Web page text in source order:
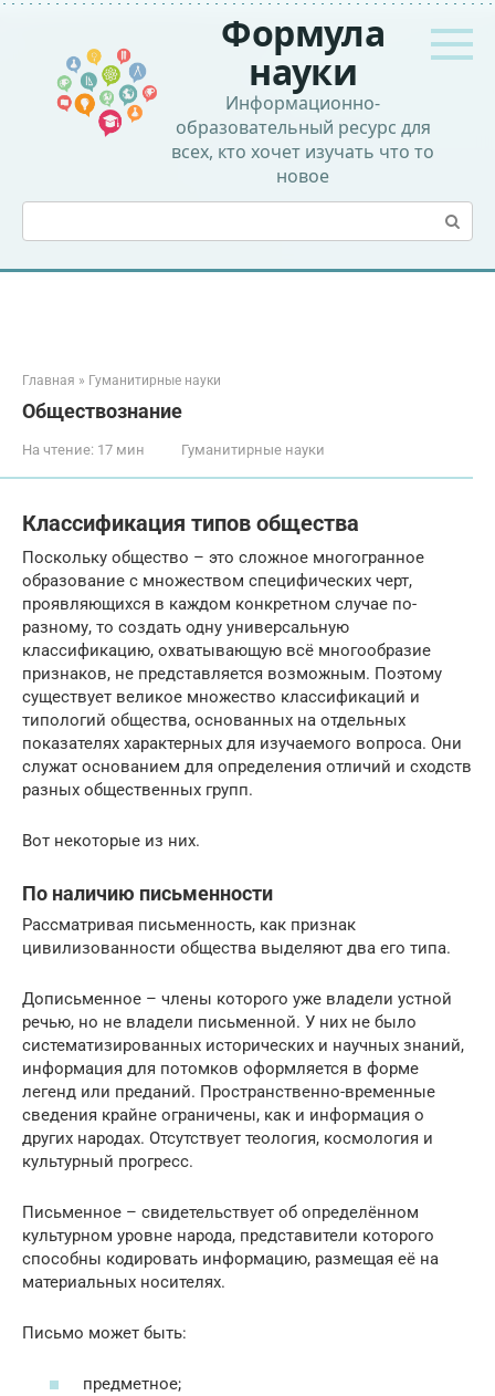
Перейти
контенту
Формула
науки
Информационно-
образовательный ресурс для
всех, кто хочет изучать что то
новое
Поиск:
Главная » Гуманитирные науки
Обществознание
На чтение: 17 мин Гуманитирные науки
Классификация типов общества
Поскольку общество – это сложное многогранное
образование с множеством специфических черт,
проявляющихся в каждом конкретном случае по-
разному, то создать одну универсальную
классификацию, охватывающую всё многообразие
признаков, не представляется возможным. Поэтому
существует великое множество классификаций и
типологий общества, основанных на отдельных
показателях характерных для изучаемого вопроса. Они
служат основанием для определения отличий и сходств
разных общественных групп.
Вот некоторые из них.
По наличию письменности
Рассматривая письменность, как признак
цивилизованности общества выделяют два его типа.
Дописьменное – члены которого уже владели устной
речью, но не владели письменной. У них не было
систематизированных исторических и научных знаний,
информация для потомков оформляется в форме
легенд или преданий. Пространственно-временные
сведения крайне ограничены, как и информация о
других народах. Отсутствует теология, космология и
культурный прогресс.
Письменное – свидетельствует об определённом
культурном уровне народа, представители которого
способны кодировать информацию, размещая её на
материальных носителях.
Письмо может быть:
предметное;